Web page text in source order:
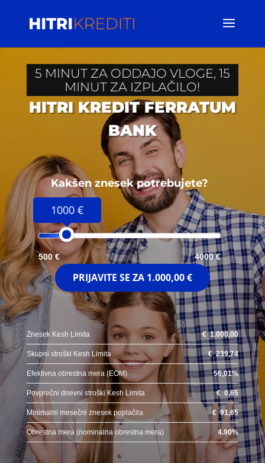
5 MINUT ZA ODDAJO VLOGE, 15
MINUT ZA IZPLAČILO!
HITRI KREDIT FERRATUM
BANK
Kakšen znesek potrebujete?
1000 €
500 € 4000 €
PRIJAVITE SE ZA 1.000,00 €
Znesek Kesh Limita €1.000,00
Skupni stroški Kesh Limita €239,74
Efektivna obrestna mera (EOM) 56,01%
Povprečni dnevni stroški Kesh Limita €0,65
Minimalni mesečni znesek poplačila €91,65
Obrestna mera (nominalna obrestna mera) 4.90%